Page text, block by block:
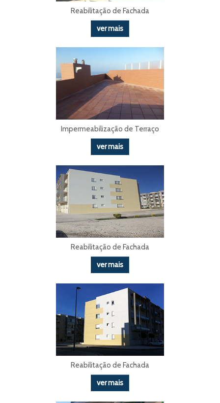
Reabilitação de Fachada
ver mais
Impermeabilização de Terraço
ver mais
Reabilitação de Fachada
ver mais
Reabilitação de Fachada
ver mais